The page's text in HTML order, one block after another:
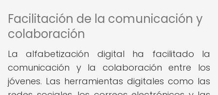
Facilitación de la comunicación y
colaboración
La alfabetización digital ha facilitado la
comunicación y la colaboración entre los
jóvenes. Las herramientas digitales como las